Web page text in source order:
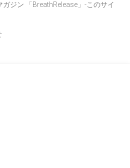
ジン 「BreathRelease」-このサイ